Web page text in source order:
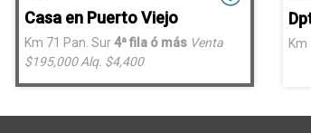
Casa en Puerto Viejo
Km 71 Pan. Sur4ª fila ó más Venta
$195,000Alq. $4,400
Km